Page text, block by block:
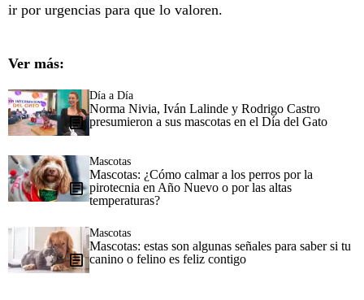
ir por urgencias para que lo valoren.
Ver más:
Día a Día
Norma Nivia, Iván Lalinde y Rodrigo Castro
presumieron a sus mascotas en el Día del Gato
Mascotas
Mascotas: ¿Cómo calmar a los perros por la
pirotecnia en Año Nuevo o por las altas
temperaturas?
Mascotas
Mascotas: estas son algunas señales para saber si tu
canino o felino es feliz contigo